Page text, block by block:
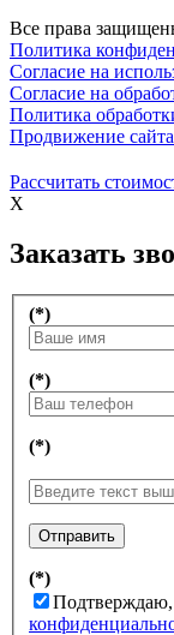
Все права
Политика
Согласие на
Согласие на
Политика
Продвижение
Рассчитать
X
Заказать
(*)
(*)
(*)
Отправить
(*)
Подтверждаю,